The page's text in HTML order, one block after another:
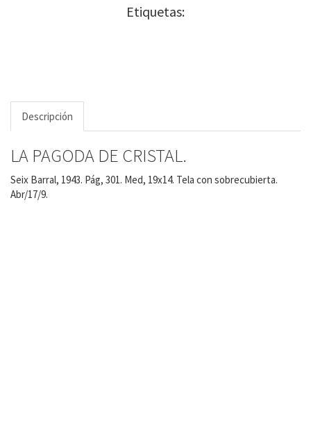
Etiquetas:
Descripción
LA PAGODA DE CRISTAL.
Seix Barral, 1943. Pág, 301. Med, 19x14. Tela con sobrecubierta.
Abr/17/9.